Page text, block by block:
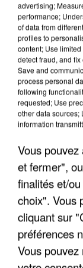
APRÈS
DE FAUNE
advertising;
performance;
of data from
profiles to
content; Use
detect fraud, and
Save and
process personal
following
requested; Use
other data sources;
information
Vous
et fermer",
finalités et/
choix". Vous
cliquant sur
préférences
Vous